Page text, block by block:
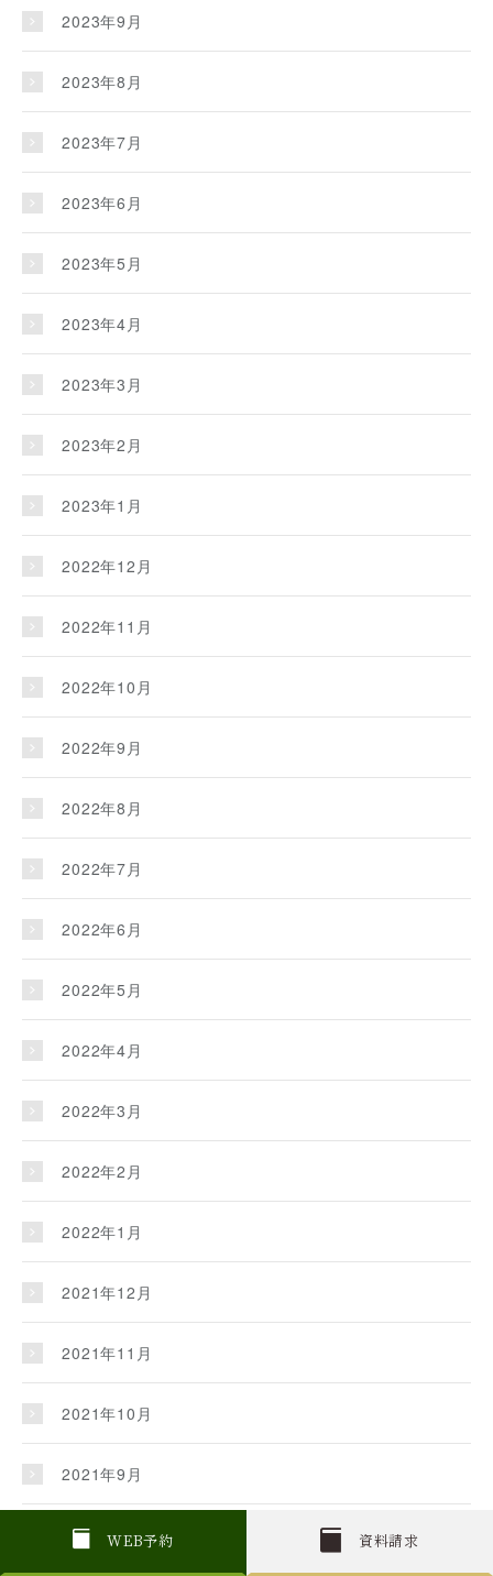
W EB予約 資料請求
2023年9月
2023年8月
2023年7月
2023年6月
2023年5月
2023年4月
2023年3月
2023年2月
2023年1月
2022年12月
2022年11月
2022年10月
2022年9月
2022年8月
2022年7月
2022年6月
2022年5月
2022年4月
2022年3月
2022年2月
2022年1月
2021年12月
2021年11月
2021年10月
2021年9月
2021年8月